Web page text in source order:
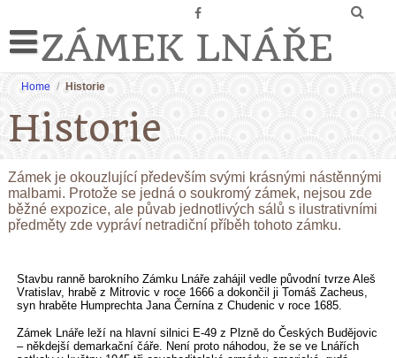
ZÁMEK LNÁŘE
Home / Historie
Historie
Zámek je okouzlující především svými krásnými nástěnnými
malbami. Protože se jedná o soukromý zámek, nejsou zde
běžné expozice, ale půvab jednotlivých sálů s ilustrativními
předměty zde vypráví netradiční příběh tohoto zámku.
Stavbu ranně barokního Zámku Lnáře zahájil vedle původní tvrze Aleš
Vratislav, hrabě z Mitrovic v roce 1666 a dokončil ji Tomáš Zacheus,
syn hraběte Humprechta Jana Černína z Chudenic v roce 1685.
Zámek Lnáře leží na hlavní silnici E-49 z Plzně do Českých Budějovic
– někdejší demarkační čáře. Není proto náhodou, že se ve Lnářích